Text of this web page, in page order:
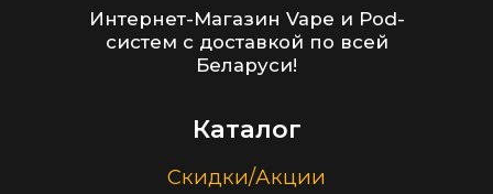
ООО “Облачный дом”
Заказать звонок